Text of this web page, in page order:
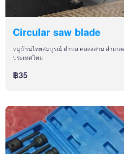
Circular saw blade
หมู่บ้านไทยสมบูรณ์ ตำบล คลองสาม อำเภอ
ประเทศไทย
฿35